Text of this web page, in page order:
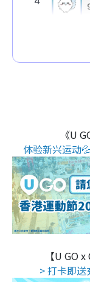
《U
体验新兴运动
【U GO
> 打卡即